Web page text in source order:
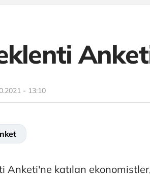
- 13:10
Anketi'ne katılan